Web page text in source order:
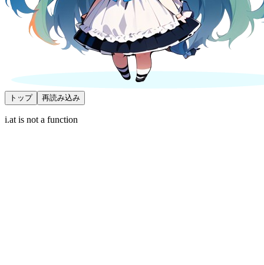
トップ 再読み込み
i.at is not a function